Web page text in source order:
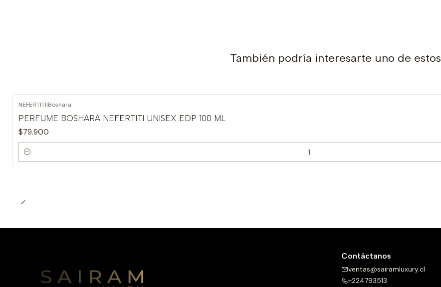
También podría interesarte uno de estos
NEFERTITI|Boshara
PERFUME BOSHARA NEFERTITI UNISEX EDP 100 ML
$79.900
Cantidad
Contáctanos
ventas@sairamluxury.cl
+224793513